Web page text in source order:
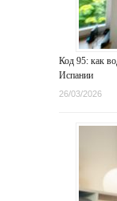
Код 95: как
Испании
26/03/2026